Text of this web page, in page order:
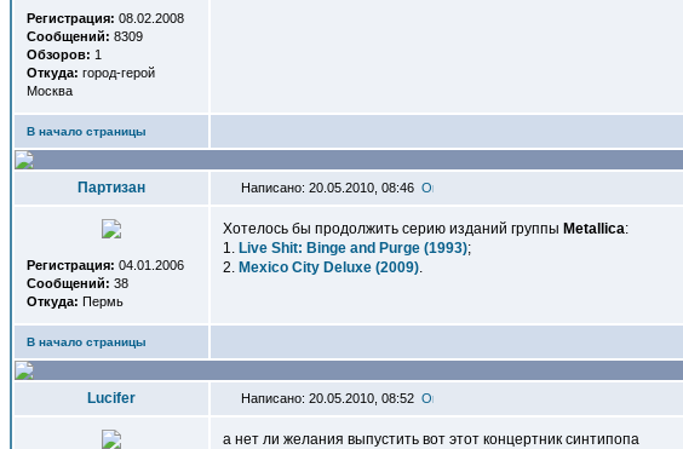
Регистрация: 08.02.2008
Сообщений: 8309
Обзоров: 1
Откуда: город-герой
Москва
В начало страницы
Партизан Написано: 20.05.2010, 08:46
Регистрация: 04.01.2006
Сообщений: 38
Откуда: Пермь
Хотелось бы продолжить серию изданий группы Metallica:
1. Live Shit: Binge and Purge (1993);
2. Mexico City Deluxe (2009).
В начало страницы
Lucifer Написано: 20.05.2010, 08:52
а нет ли желания выпустить вот этот концертник синтипопа